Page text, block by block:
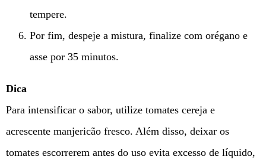
tempere.
Por fim, despeje a mistura, finalize com orégano e
asse por 35 minutos.
Dica
Para intensificar o sabor, utilize tomates cereja e
acrescente manjericão fresco. Além disso, deixar os
tomates escorrerem antes do uso evita excesso de líquido,